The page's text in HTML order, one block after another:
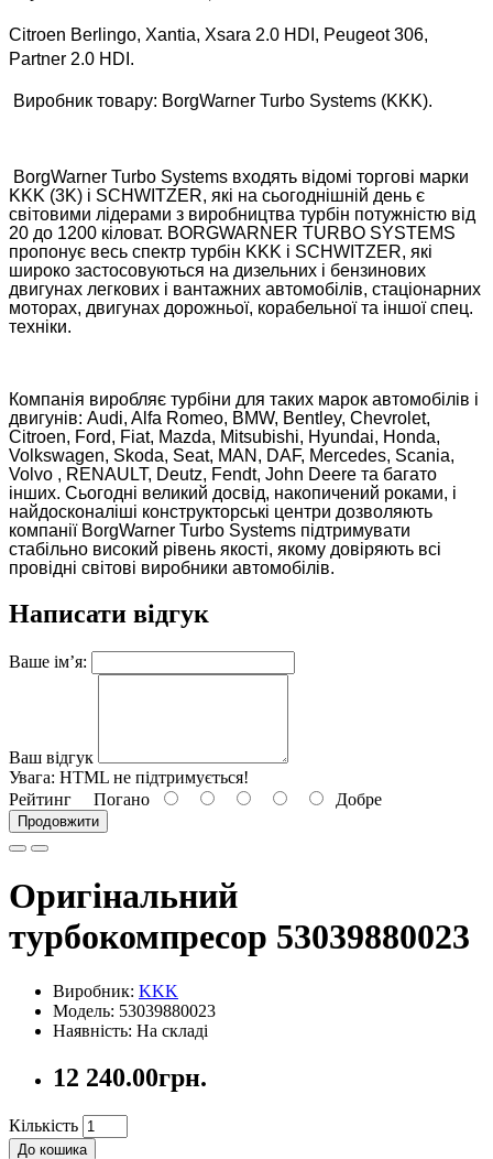
Citroen Berlingo, Xantia, Xsara 2.0 HDI, Peugeot 306,
Partner 2.0 HDI.
Виробник товару: BorgWarner Turbo Systems (KKK).
BorgWarner Turbo Systems входять відомі торгові марки
KKK (3K) і SCHWITZER, які на сьогоднішній день є
світовими лідерами з виробництва турбін потужністю від
20 до 1200 кіловат. BORGWARNER TURBO SYSTEMS
пропонує весь спектр турбін KKK і SCHWITZER, які
широко застосовуються на дизельних і бензинових
двигунах легкових і вантажних автомобілів, стаціонарних
моторах, двигунах дорожньої, корабельної та іншої спец.
техніки.
Компанія виробляє турбіни для таких марок автомобілів і
двигунів: Audi, Alfa Romeo, BMW, Bentley, Chevrolet,
Citroen, Ford, Fiat, Mazda, Mitsubishi, Hyundai, Honda,
Volkswagen, Skoda, Seat, MAN, DAF, Mercedes, Scania,
Volvo , RENAULT, Deutz, Fendt, John Deere та багато
інших. Сьогодні великий досвід, накопичений роками, і
найдосконаліші конструкторські центри дозволяють
компанії BorgWarner Turbo Systems підтримувати
стабільно високий рівень якості, якому довіряють всі
провідні світові виробники автомобілів.
Написати відгук
Ваше ім’я:
Ваш відгук
Увага: HTML не підтримується!
Рейтинг Погано Добре
Продовжити
Оригінальний
турбокомпресор 53039880023
Виробник: KKK
Модель: 53039880023
Наявність: На складі
12 240.00грн.
Кількість
До кошика